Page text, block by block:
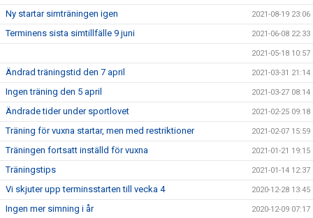
Ny startar simträningen igen 2021-08-19 23:06
Terminens sista simtillfälle 9 juni 2021-06-08 22:33
2021-05-18 10:57
Ändrad träningstid den 7 april 2021-03-31 21:14
Ingen träning den 5 april 2021-03-27 08:14
Ändrade tider under sportlovet 2021-02-25 09:18
Träning för vuxna startar, men med restriktioner 2021-02-07 15:59
Träningen fortsatt inställd för vuxna 2021-01-21 19:15
Träningstips 2021-01-14 12:37
Vi skjuter upp terminsstarten till vecka 4 2020-12-28 13:45
Ingen mer simning i år 2020-12-09 07:17